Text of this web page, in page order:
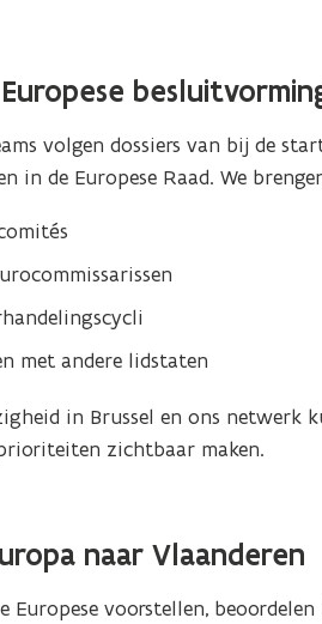
volgen dossiers van bij de
in de Europese Raad. We
met andere lidstaten
in Brussel en ons netwerk
zichtbaar maken.
naar Vlaanderen
Europese voorstellen,